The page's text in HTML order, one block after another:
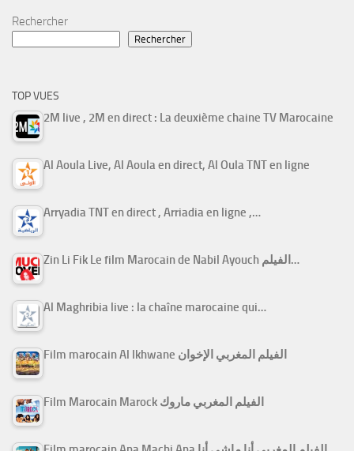
Rechercher
Rechercher
TOP VUES
2M live , 2M en direct : La deuxième chaine TV Marocaine
Al Aoula Live, Al Aoula en direct, Al Oula TNT en ligne
Arryadia TNT en direct , Arriadia en ligne ,…
Zin Li Fik Le film Marocain de Nabil Ayouch الفيلم…
Al Maghribia live : la chaîne marocaine qui…
Film marocain Al Ikhwane الفيلم المغربي الإخوان
Film Marocain Marock الفيلم المغربي ماروك